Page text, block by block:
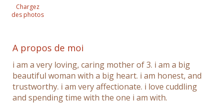
Chargez
des photos
A propos de moi
i am a very loving, caring mother of 3. i am a big
beautiful woman with a big heart. i am honest, and
trustworthy. i am very affectionate. i love cuddling
and spending time with the one i am with.